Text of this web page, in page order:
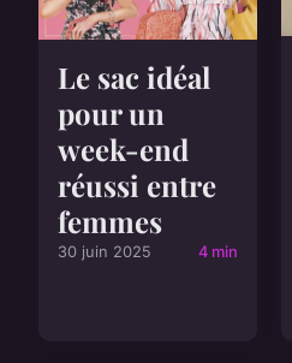
Le sac idéal
pour un
week-end
réussi entre
femmes
30 juin 2025 4 min